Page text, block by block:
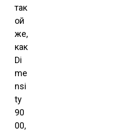
так
ой
же,
как
Di
me
nsi
ty
90
00,